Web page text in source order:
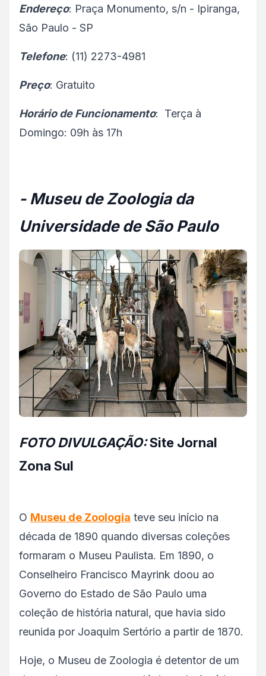
Endereço: Praça Monumento, s/n - Ipiranga,
São Paulo - SP
Telefone: (11) 2273-4981
Preço: Gratuito
Horário de Funcionamento: Terça à
Domingo: 09h às 17h
- Museu de Zoologia da
Universidade de São Paulo
FOTO DIVULGAÇÃO:Site Jornal
Zona Sul
O Museu de Zoologia teve seu início na
década de 1890 quando diversas coleções
formaram o Museu Paulista. Em 1890, o
Conselheiro Francisco Mayrink doou ao
Governo do Estado de São Paulo uma
coleção de história natural, que havia sido
reunida por Joaquim Sertório a partir de 1870.
Hoje, o Museu de Zoologia é detentor de um